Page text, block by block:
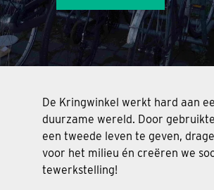
De Kringwinkel werkt hard aan
duurzame wereld. Door
een tweede leven te geven,
voor het milieu én creëren we
tewerkstelling!